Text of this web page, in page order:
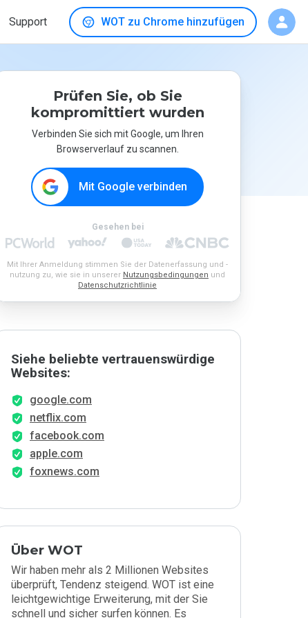
Support WOT zu Chrome hinzufügen
Prüfen Sie, ob Sie
kompromittiert wurden
Verbinden Sie sich mit Google, um Ihren
Browserverlauf zu scannen.
Mit Google verbinden
Gesehen bei
Mit Ihrer Anmeldung stimmen Sie der Datenerfassung und -
nutzung zu, wie sie in unserer Nutzungsbedingungen und
Datenschutzrichtlinie
Siehe beliebte vertrauenswürdige
Websites:
google.com
netflix.com
facebook.com
apple.com
foxnews.com
Über WOT
Wir haben mehr als 2 Millionen Websites
überprüft, Tendenz steigend. WOT ist eine
leichtgewichtige Erweiterung, mit der Sie
schnell und sicher surfen können. Es